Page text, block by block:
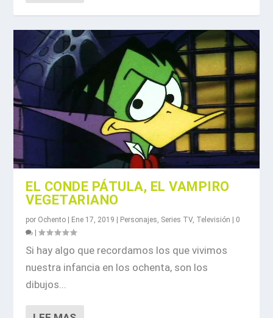
EL CONDE PÁTULA, EL VAMPIRO
VEGETARIANO
por Ochento Ene 17, 2019 Personajes, Series TV, Televisión
0
|
Si hay algo que recordamos los que vivimos
nuestra infancia en los ochenta, son los
dibujos...